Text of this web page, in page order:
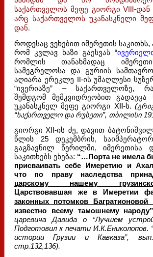
საქართველოს მეფე გიორგი VIII-დან
არც საქართველოს უკანასკნელი
დან.
როდესაც ვეხებით იმერეთის
რომ კვლავ ხაზი გაესვას “
რომლის თანახმადაც
სამეგრელოსა და გურიის
აღიარა ერეკლე II-ის უმაღლესი
“ივერიაზე” – საქართველოზე,
შემდგომ მემკვიდრეობით გადაეცა
უკანასკნელ მეფე გიორგი XII-ს.
“საქართველო და რუსეთი”, თბილისი
გიორგი XII-ის ძე, დავით
წლის 25 დეკემბრის,
გაგზავნილ წერილში, იმერეთისა
საკითხებს ეხება: “…Порта не имела
присваивать себе Имеретию и
что по праву наследства
царскому нашему
Царствовавшая же в Имеретии
законных потомков
известно всему тамошнему народу”
царевича Давида о “Лучшем
Подготовил к печати И.К.Ениколопов.
истории Грузии и Кавказа”,
стр.132,136).